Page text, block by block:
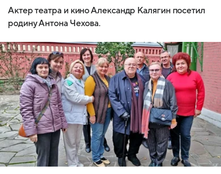
Актер театра и кино Александр Калягин посетил
родину Антона Чехова.